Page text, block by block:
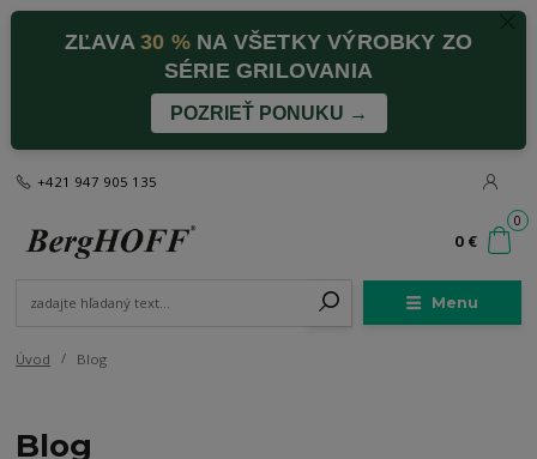
ZĽAVA30 %NA VŠETKY VÝROBKY ZO
SÉRIE GRILOVANIA
POZRIEŤ PONUKU →
Menu
+421 947 905 135
0
0 €
Úvod Blog
Blog